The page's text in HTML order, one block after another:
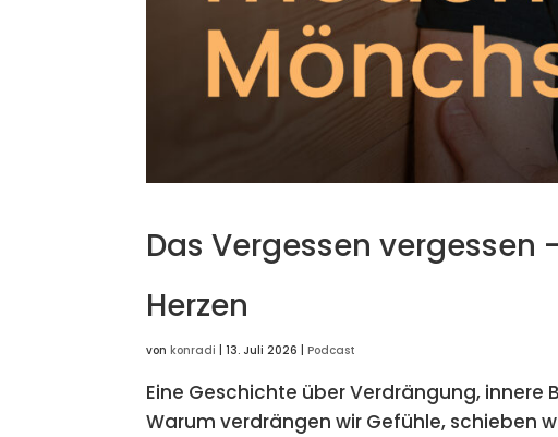
Das Vergessen vergessen
Herzen
vonkonradi 13. Juli 2026 |Podcast
Eine Geschichte über Verdrängung, innere
Warum verdrängen wir Gefühle, schieben